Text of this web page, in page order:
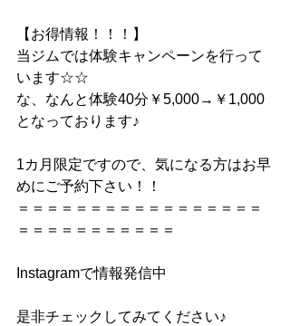
【お得情報！！！】
当ジムでは体験キャンペーンを行って
います☆☆
な、なんと体験40分￥5,000→￥1,000
となっております♪
1カ月限定ですので、気になる方はお早
めにご予約下さい！！
＝＝＝＝＝＝＝＝＝＝＝＝＝＝＝＝＝
＝＝＝＝＝＝＝＝＝＝＝
Instagramで情報発信中
是非チェックしてみてください♪